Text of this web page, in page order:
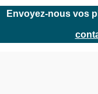
Envoyez-nous vos